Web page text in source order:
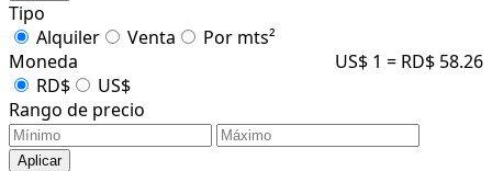
Tipo
Alquiler
Venta
Por mts²
Moneda
US$ 1 = RD$ 58.26
RD$
US$
Rango de precio
Aplicar